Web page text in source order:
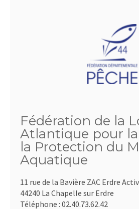
Fédération de la
Atlantique pour
la Protection du
Aquatique
11 rue de la Bavière ZAC Erdre
44240 La Chapelle sur Erdre
Téléphone : 02.40.73.62.42